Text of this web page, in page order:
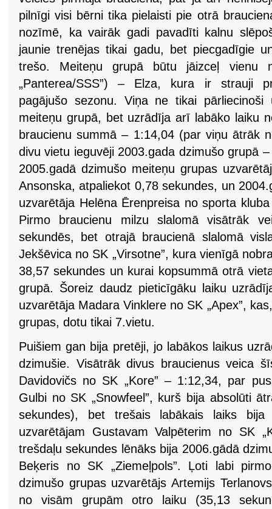
pilnīgi visi bērni tika pielaisti pie otrā
nozīmē, ka vairāk gadi pavadīti kalnu
jaunie trenējas tikai gadu, bet piecgadīgie
trešo. Meiteņu grupā būtu jāizceļ vienu
„Panterea/SSS”) – Elza, kura ir strauji
pagājušo sezonu. Viņa ne tikai pārliecinoši
meiteņu grupā, bet uzrādīja arī labāko laiku
braucienu summā – 1:14,04 (par viņu ātrāk
divu vietu ieguvēji 2003.gada dzimušo grupā
2005.gadā dzimušo meiteņu grupas
Ansonska, atpaliekot 0,78 sekundes, un
uzvarētāja Helēna Ērenpreisa no sporta
Pirmo braucienu milzu slalomā visātrāk
sekundēs, bet otrajā braucienā slalomā
Jekšēvica no SK „Virsotne”, kura vienīgā
38,57 sekundes un kurai kopsummā otrā
grupā. Šoreiz daudz pieticīgāku laiku
uzvarētāja Madara Vinklere no SK „Apex”,
grupas, dotu tikai 7.vietu.
Puišiem gan bija pretēji, jo labākos laikus
dzimušie. Visātrāk divus braucienus veica
Davidovičs no SK „Kore” – 1:12,34, par
Gulbi no SK „Snowfeel”, kurš bija absolūti
sekundes), bet trešais labākais laiks bija
uzvarētājam Gustavam Valpēterim no SK
trešdaļu sekundes lēnāks bija 2006.gādā
Beķeris no SK „Ziemeļpols”. Ļoti labi
dzimušo grupas uzvarētājs Artemijs
no visām grupām otro laiku (35,13